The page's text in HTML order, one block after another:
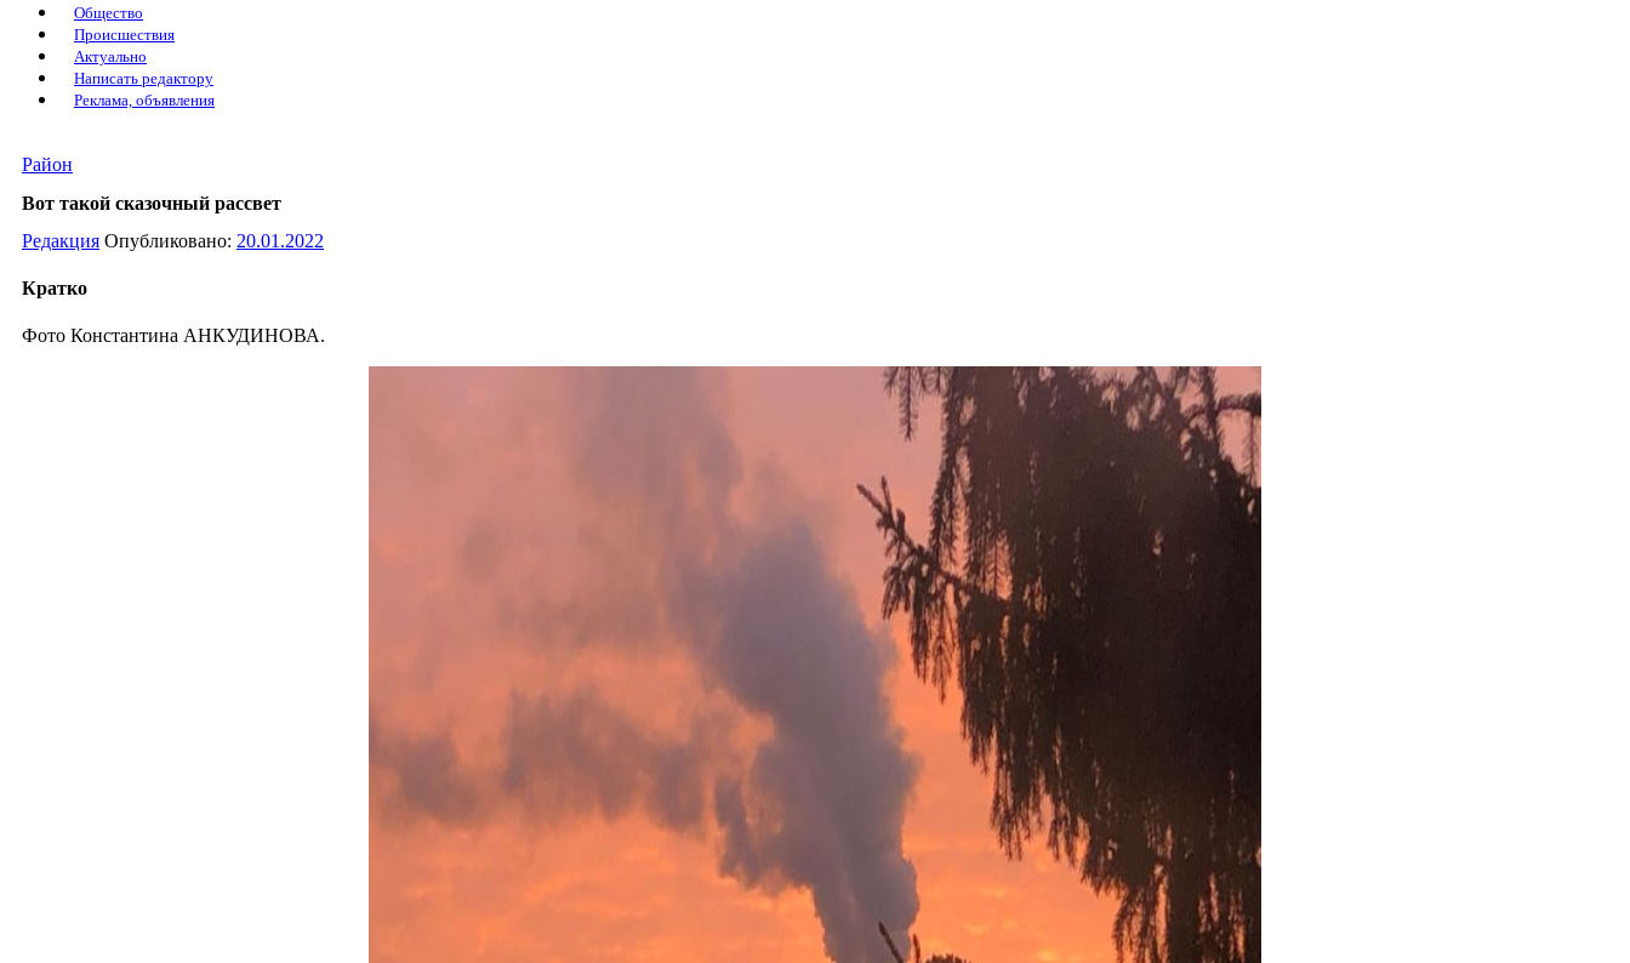
Общество
Происшествия
Актуально
Написать редактору
Реклама, объявления
Район
Вот такой сказочный рассвет
Редакция Опубликовано: 20.01.2022
Кратко
Фото Константина АНКУДИНОВА.